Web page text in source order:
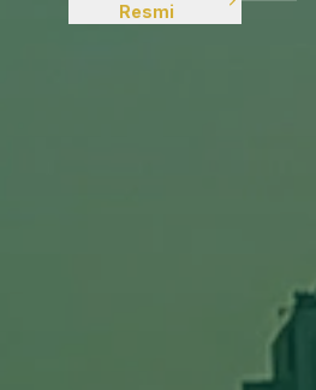
Resmi